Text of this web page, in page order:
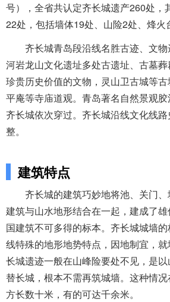
号），全省共认定齐长城遗产260处，
22处，包括墙体19处、山险2处、烽火
齐长城青岛段沿线名胜古迹、文
河岩龙山文化遗址多处古遗址、古墓
珍贵历史价值的文物，灵山卫古城等
平庵等寺庙道观。青岛著名自然景观
齐长城依次穿过。齐长城沿线文化线
整。
建筑特点
齐长城的建筑巧妙地将池、关门
建筑与山水地形结合在一起，建成了
国建筑不可多得的标本。齐长城城墙
线特殊的地形地势特点，因地制宜，
长城遗迹一般在山峰险要处不见，是
替长城，根本不需再筑城墙。这种情
方长数十米，有的可达千余米。